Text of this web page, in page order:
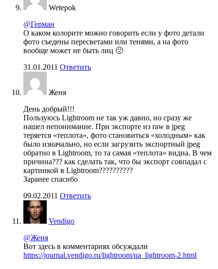
Wetepok
@Герман
О каком колорите можно говорить если у фото детали
фото съедены пересветами или тенями, а на фото
вообще может не быть лиц 🙂
31.01.2011 Ответить
Женя
День добрый!!!
Пользуюсь Lightroom не так уж давно, но сразу же
нашел непонимание. При экспорте из raw в jpeg
теряется «теплота», фото становиться «холодным» как
было изначально, но если загрузить экспортный jpeg
обратно в Lightroom, то та самая «теплота» видна. В чем
причина??? как сделать так, что бы экспорт совпадал с
картинкой в Lightroom??????????
Заранее спасибо
09.02.2011 Ответить
Vendigo
@Женя
Вот здесь в комментариях обсуждали
https://journal.vendigo.ru/lightroom/qa_lightroom-2.html